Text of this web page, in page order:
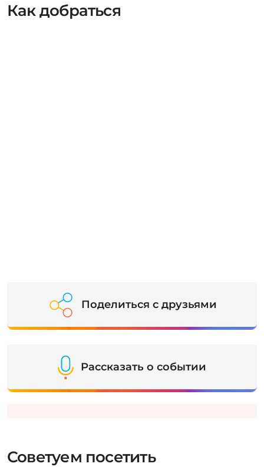
Как добраться
Поделиться с друзьями
Рассказать о событии
Советуем посетить